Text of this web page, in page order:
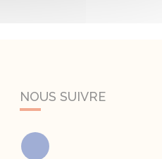
NOUS SUIVRE
Facebook